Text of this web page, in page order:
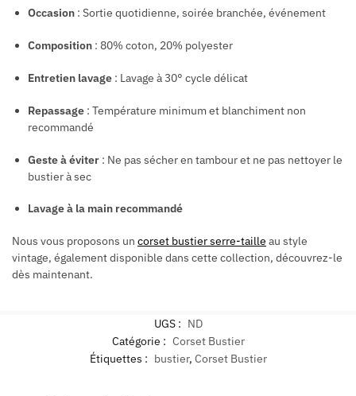
Occasion : Sortie quotidienne, soirée branchée, événement
Composition : 80% coton, 20% polyester
Entretien lavage : Lavage à 30° cycle délicat
Repassage : Température minimum et blanchiment non
recommandé
Geste à éviter : Ne pas sécher en tambour et ne pas nettoyer le
bustier à sec
Lavage à la main recommandé
Nous vous proposons un corset bustier serre-taille au style
vintage, également disponible dans cette collection, découvrez-le
dès maintenant.
UGS : ND
Catégorie : Corset Bustier
Étiquettes : bustier, Corset Bustier